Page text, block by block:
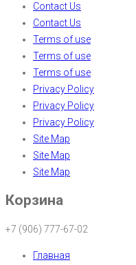
Contact Us
Contact Us
Terms of use
Terms of use
Terms of use
Privacy Policy
Privacy Policy
Privacy Policy
Site Map
Site Map
Site Map
Корзина
+7 (906) 777-67-02
Главная